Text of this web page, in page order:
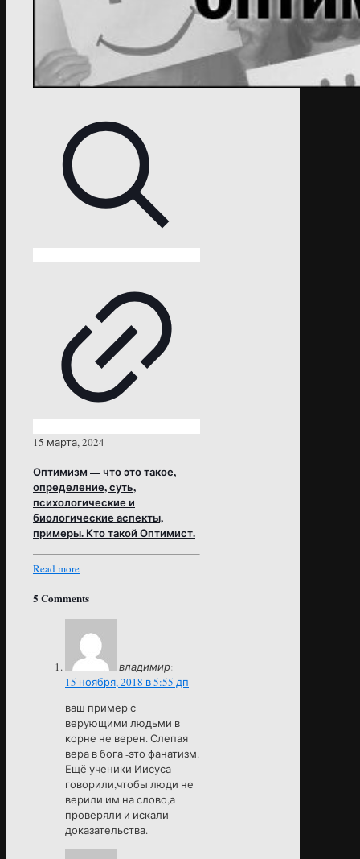
15 марта, 2024
Оптимизм — что это такое,
определение, суть,
психологические и
биологические аспекты,
примеры. Кто такой Оптимист.
Read more
5 Comments
владимир:
15 ноября, 2018 в 5:55 дп
ваш пример с
верующими людьми в
корне не верен. Слепая
вера в бога -это фанатизм.
Ещё ученики Иисуса
говорили,чтобы люди не
верили им на слово,а
проверяли и искали
доказательства.